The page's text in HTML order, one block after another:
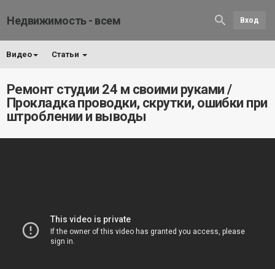
Недвижимость - всем Вход
Видео Статьи
Ремонт студии 24 м своими руками /
Прокладка проводки, скрутки, ошибки при
штроблении и выводы